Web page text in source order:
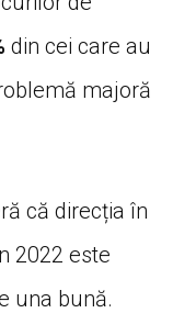
din cei care au
majoră
că direcția în
2022 este
una bună.